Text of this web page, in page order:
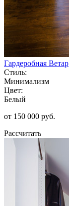
Гардеробная Ветар
Стиль:
Минимализм
Цвет:
Белый
от 150 000 руб.
Рассчитать